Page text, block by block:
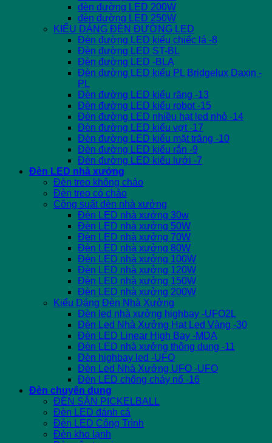
đèn đường LED 200W
đèn đường LED 250W
KIỂU DÁNG ĐÈN ĐƯỜNG LED
Đèn đường LED kiểu chiếc lá -8
Đèn đường LED ST-BL
Đèn đường LED -BLA
Đèn đường LED kiểu PL Bridgelux Daxin -
PL
Đèn đường LED kiểu răng -13
Đèn đường LED kiểu robot -15
Đèn đường LED nhiều hạt led nhỏ -14
Đèn đường LED kiểu vợt -17
Đèn đường LED kiểu mặt trăng -10
Đèn đường LED kiểu rắn -9
Đèn đường LED kiểu lưới -7
Đèn LED nhà xưởng
Đèn treo không chảo
Đèn treo có chảo
Công suất đèn nhà xưởng
Đèn LED nhà xưởng 30w
Đèn LED nhà xưởng 50W
Đèn LED nhà xưởng 70W
Đèn LED nhà xưởng 80W
Đèn LED nhà xưởng 100W
Đèn LED nhà xưởng 120W
Đèn LED nhà xưởng 150W
Đèn LED nhà xưởng 200W
Kiểu Dáng Đèn Nhà Xưởng
Đèn led nhà xưởng highbay -UFO2L
Đèn Led Nhà Xưởng Hạt Led Vàng -30
Đèn LED Linear High Bay -MDA
Đèn LED nhà xưởng thông dụng -11
Đèn highbay led -UFO
Đèn Led Nhà Xưởng UFO -UFO
Đèn LED chống cháy nổ -16
Đèn chuyên dụng
ĐÈN SÂN PICKELBALL
Đèn LED đánh cá
Đèn LED Công Trình
Đèn kho lạnh